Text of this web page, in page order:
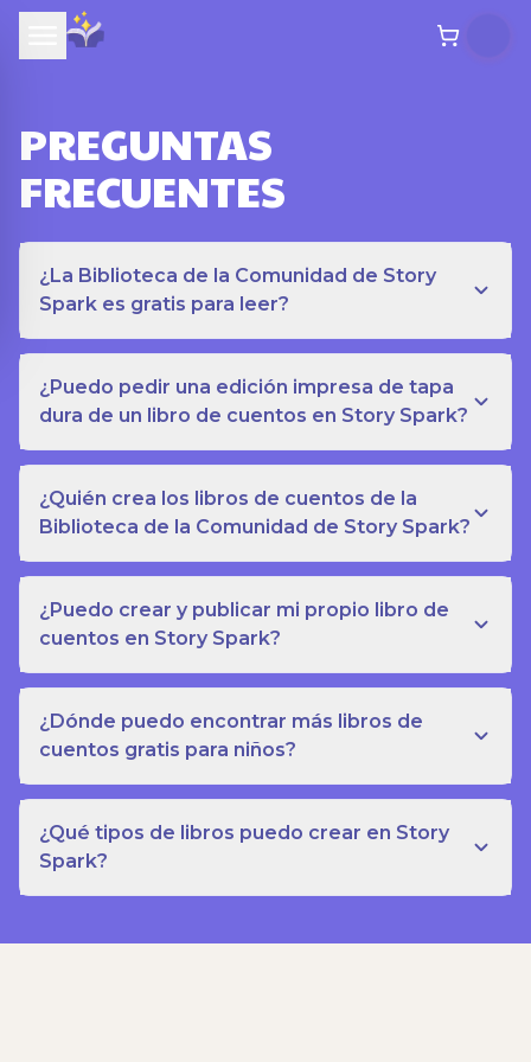
PREGUNTAS
FRECUENTES
¿La Biblioteca de la Comunidad de Story
Spark es gratis para leer?
¿Puedo pedir una edición impresa de tapa
dura de un libro de cuentos en Story Spark?
¿Quién crea los libros de cuentos de la
Biblioteca de la Comunidad de Story Spark?
¿Puedo crear y publicar mi propio libro de
cuentos en Story Spark?
¿Dónde puedo encontrar más libros de
cuentos gratis para niños?
¿Qué tipos de libros puedo crear en Story
Spark?